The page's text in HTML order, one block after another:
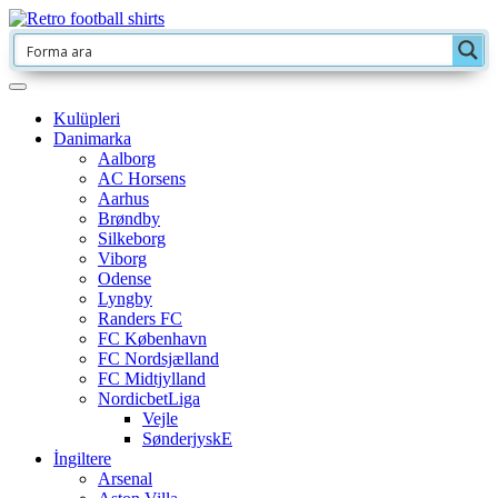
Kulüpleri
Danimarka
Aalborg
AC Horsens
Aarhus
Brøndby
Silkeborg
Viborg
Odense
Lyngby
Randers FC
FC København
FC Nordsjælland
FC Midtjylland
NordicbetLiga
Vejle
SønderjyskE
İngiltere
Arsenal